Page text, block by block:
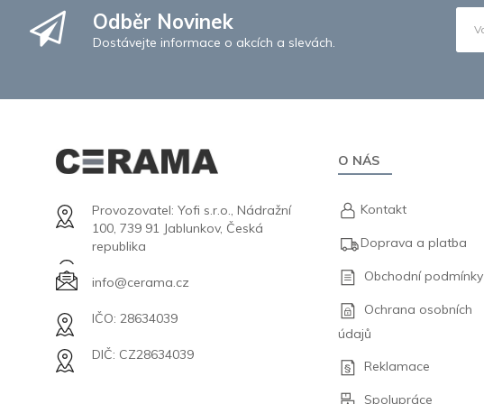
Odběr Novinek
Dostávejte informace o akcích a slevách.
Provozovatel: Yofi s.r.o., Nádražní
100, 739 91 Jablunkov, Česká
republika
info@cerama.cz
IČO: 28634039
DIČ: CZ28634039
O NÁS
Kontakt
Doprava a platba
Obchodní podmínky
Ochrana osobních
údajů
Reklamace
Spolupráce